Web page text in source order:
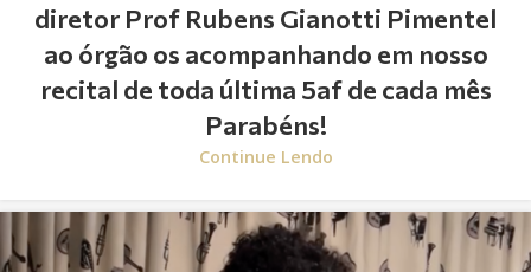
diretor Prof Rubens Gianotti Pimentel
ao órgão os acompanhando em nosso
recital de toda última 5af de cada mês
Parabéns!
Continue Lendo